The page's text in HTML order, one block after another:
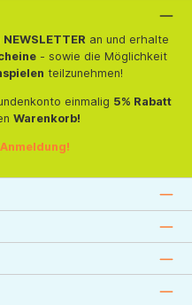
NEWSLETTER an und erhalte
- sowie die Möglichkeit
teilzunehmen!
einmalig 5% Rabatt
Warenkorb!
Anmeldung!